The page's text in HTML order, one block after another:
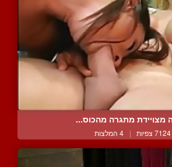
מצויידת מתגרה מהכוס...
7124 צפיות | 4 המלצות